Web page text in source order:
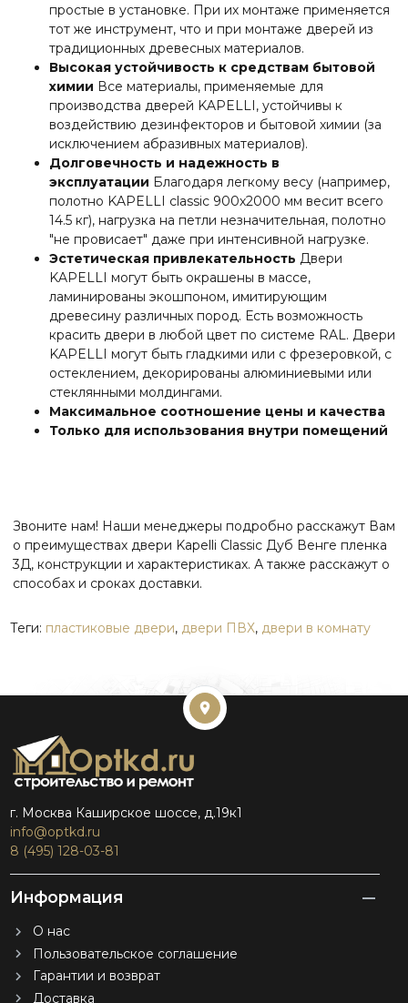
простые в установке. При их монтаже применяется
тот же инструмент, что и при монтаже дверей из
традиционных древесных материалов.
Высокая устойчивость к средствам бытовой
химии Все материалы, применяемые для
производства дверей KAPELLI, устойчивы к
воздействию дезинфекторов и бытовой химии (за
исключением абразивных материалов).
Долговечность и надежность в
эксплуатации Благодаря легкому весу (например,
полотно KAPELLI classic 900х2000 мм весит всего
14.5 кг), нагрузка на петли незначительная, полотно
"не провисает" даже при интенсивной нагрузке.
Эстетическая привлекательность Двери
KAPELLI могут быть окрашены в массе,
ламинированы экошпоном, имитирующим
древесину различных пород. Есть возможность
красить двери в любой цвет по системе RAL. Двери
KAPELLI могут быть гладкими или с фрезеровкой, с
остеклением, декорированы алюминиевыми или
стеклянными молдингами.
Максимальное соотношение цены и качества
Только для использования внутри помещений
Звоните нам! Наши менеджеры подробно расскажут Вам
о преимуществах двери Kapelli Classic Дуб Венге пленка
3Д, конструкции и характеристиках. А также расскажут о
способах и сроках доставки.
Теги: пластиковые двери, двери ПВХ, двери в комнату
г. Москва Каширское шоссе, д.19к1
info@optkd.ru
8 (495) 128-03-81
Информация
О нас
Пользовательское соглашение
Гарантии и возврат
Доставка